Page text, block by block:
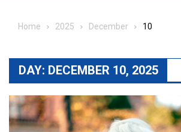
Home 2025 December 10
DAY: DECEMBER 10, 2025